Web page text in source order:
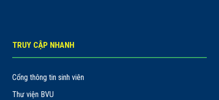
TRUY CẬP NHANH
Cổng thông tin sinh viên
Thư viện BVU